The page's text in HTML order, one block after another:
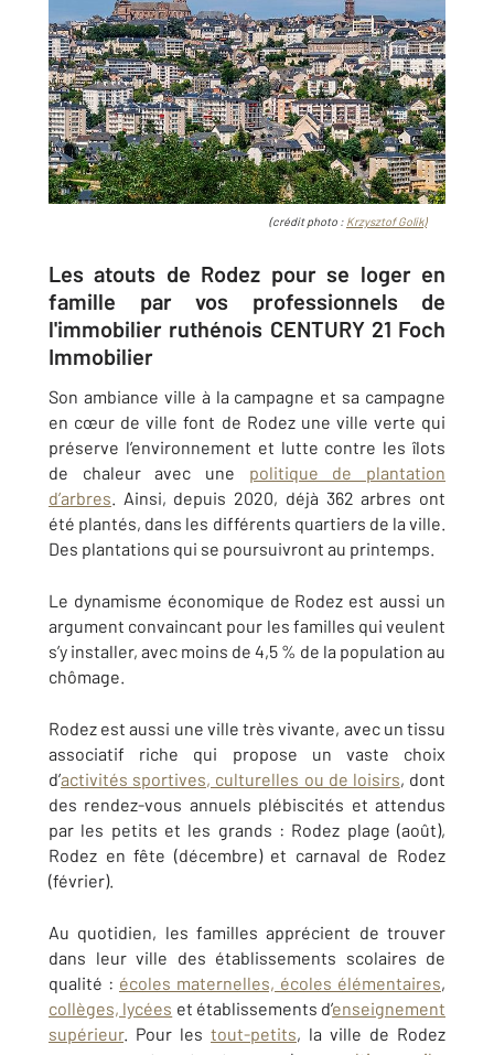
(crédit photo : Krzysztof Golik)
Les atouts de Rodez pour se loger en
famille par vos professionnels de
l'immobilier ruthénois CENTURY 21 Foch
Immobilier
Son ambiance ville à la campagne et sa campagne
en cœur de ville font de Rodez une ville verte qui
préserve l’environnement et lutte contre les îlots
de chaleur avec une politique de plantation
d’arbres. Ainsi, depuis 2020, déjà 362 arbres ont
été plantés, dans les différents quartiers de la ville.
Des plantations qui se poursuivront au printemps.
Le dynamisme économique de Rodez est aussi un
argument convaincant pour les familles qui veulent
s’y installer, avec moins de 4,5 % de la population au
chômage.
Rodez est aussi une ville très vivante, avec un tissu
associatif riche qui propose un vaste choix
d’activités sportives, culturelles ou de loisirs, dont
des rendez-vous annuels plébiscités et attendus
par les petits et les grands : Rodez plage (août),
Rodez en fête (décembre) et carnaval de Rodez
(février).
Au quotidien, les familles apprécient de trouver
dans leur ville des établissements scolaires de
qualité : écoles maternelles, écoles élémentaires,
collèges, lycées et établissements d’enseignement
supérieur. Pour les tout-petits, la ville de Rodez